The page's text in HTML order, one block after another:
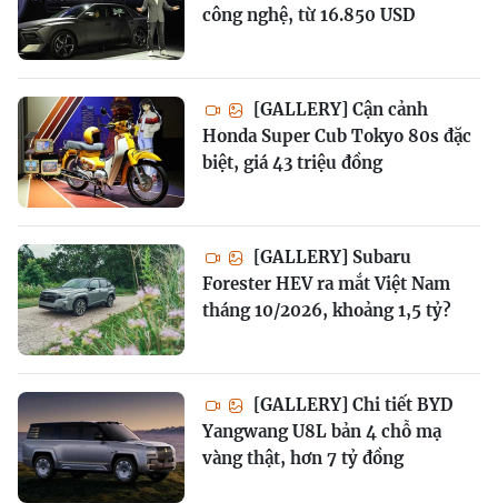
công nghệ, từ 16.850 USD
[GALLERY] Cận cảnh
Honda Super Cub Tokyo 80s đặc
biệt, giá 43 triệu đồng
[GALLERY] Subaru
Forester HEV ra mắt Việt Nam
tháng 10/2026, khoảng 1,5 tỷ?
[GALLERY] Chi tiết BYD
Yangwang U8L bản 4 chỗ mạ
vàng thật, hơn 7 tỷ đồng